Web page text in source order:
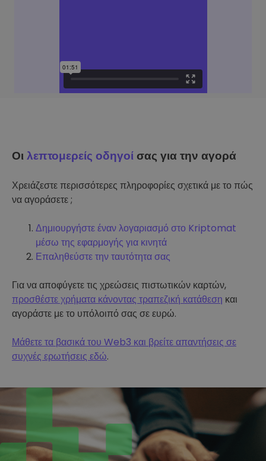
Οιλεπτομερείς οδηγοί σας για την αγορά
Χρειάζεστε περισσότερες πληροφορίες σχετικά με το πώς
να αγοράσετε ;
Δημιουργήστε έναν λογαριασμό στο Kriptomat
μέσω της εφαρμογής για κινητά
Επαληθεύστε την ταυτότητα σας
Για να αποφύγετε τις χρεώσεις πιστωτικών καρτών,
προσθέστε χρήματα κάνοντας τραπεζική κατάθεση και
αγοράστε με το υπόλοιπό σας σε ευρώ.
Μάθετε τα βασικά του Web3 και βρείτε απαντήσεις σε
συχνές ερωτήσεις εδώ.